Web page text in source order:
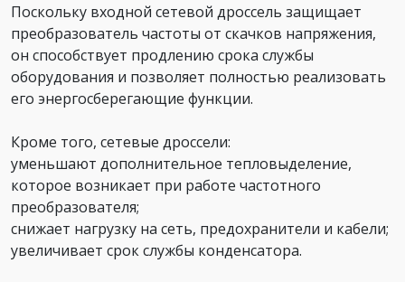
Поскольку входной сетевой дроссель защищает
преобразователь частоты от скачков напряжения,
он способствует продлению срока службы
оборудования и позволяет полностью реализовать
его энергосберегающие функции.
Кроме того, сетевые дроссели:
уменьшают дополнительное тепловыделение,
которое возникает при работе частотного
преобразователя;
снижает нагрузку на сеть, предохранители и кабели;
увеличивает срок службы конденсатора.